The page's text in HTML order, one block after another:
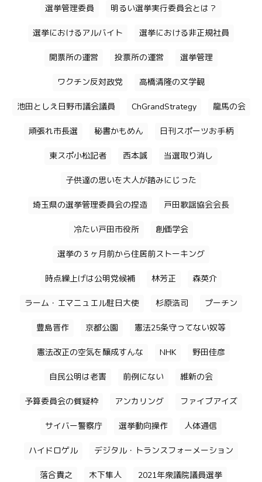
選挙管理委員 明るい選挙実行委員会とは？
選挙におけるアルバイト 選挙における非正規社員
開票所の運営 投票所の運営 選挙管理
ワクチン反対政党 高橋清隆の文学観
池田としえ日野市議会議員 ChGrandStrategy 龍馬の会
頑張れ市長選 秘書かもめん 日刊スポーツお手柄
東スポ小松記者 西本誠 当選取り消し
子供達の思いを大人が踏みにじった
埼玉県の選挙管理委員会の捏造 戸田歌謡協会会長
冷たい戸田市役所 創価学会
選挙の３ヶ月前から住居前ストーキング
時点繰上げは公明党候補 林芳正 森英介
ラーム・エマニュエル駐日大使 杉原浩司 プーチン
豊島晋作 京都公園 憲法25条守ってない奴等
憲法改正の空気を醸成すんな NHK 野田佳彦
自民公明は老害 前例にない 維新の会
予算委員会の質疑枠 アンカリング ファイブアイズ
サイバー警察庁 選挙動向操作 人体通信
ハイドロゲル デジタル・トランスフォーメーション
落合貴之 木下隼人 2021年衆議院議員選挙